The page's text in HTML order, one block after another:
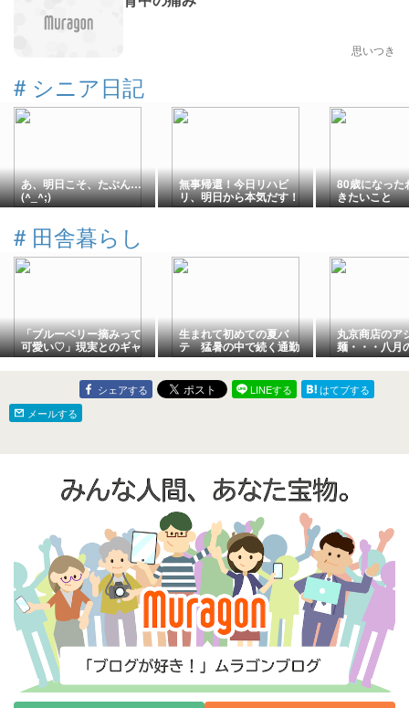
思いつき
# シニア日記
あ、明日こそ、たぶん…
(^_^;)
無事帰還！今日リハビ
リ、明日から本気だす！
80歳になった
きたいこと
# 田舎暮らし
「ブルーベリー摘みって
可愛い♡」現実とのギャ
ップに大笑い
生まれて初めての夏バ
テ 猛暑の中で続く通勤
と畑の水やり
丸京商店のア
麺・・・八月
シェアする LINEする
はてブする
メールする